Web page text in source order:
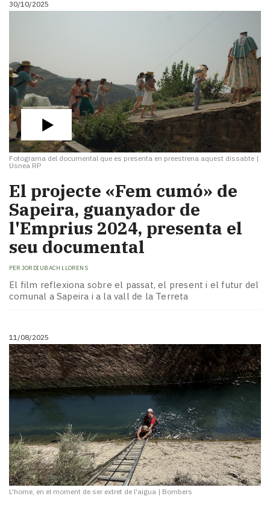
i
Mai
tant!
TV
i
mitjans
El
temps
Reportatges
Enquestes
A
escena!
Dis
la
Subscriptors
La
newsletter
Contingut
patrocinat
Lo
més
llegit...
Editorial
30/10/2025
Fotograma del documental que es presenta en preestrena aquest dissabte |
Usnea RP
El projecte «Fem cumó» de
Sapeira, guanyador de
l'Emprius 2024, presenta el
seu documental
PER JORDI UBACH LLORENS
El film reflexiona sobre el passat, el present i el futur del
comunal a Sapeira i a la vall de la Terreta
11/08/2025
L'home, en el moment de ser extret de l'aigua | Bombers